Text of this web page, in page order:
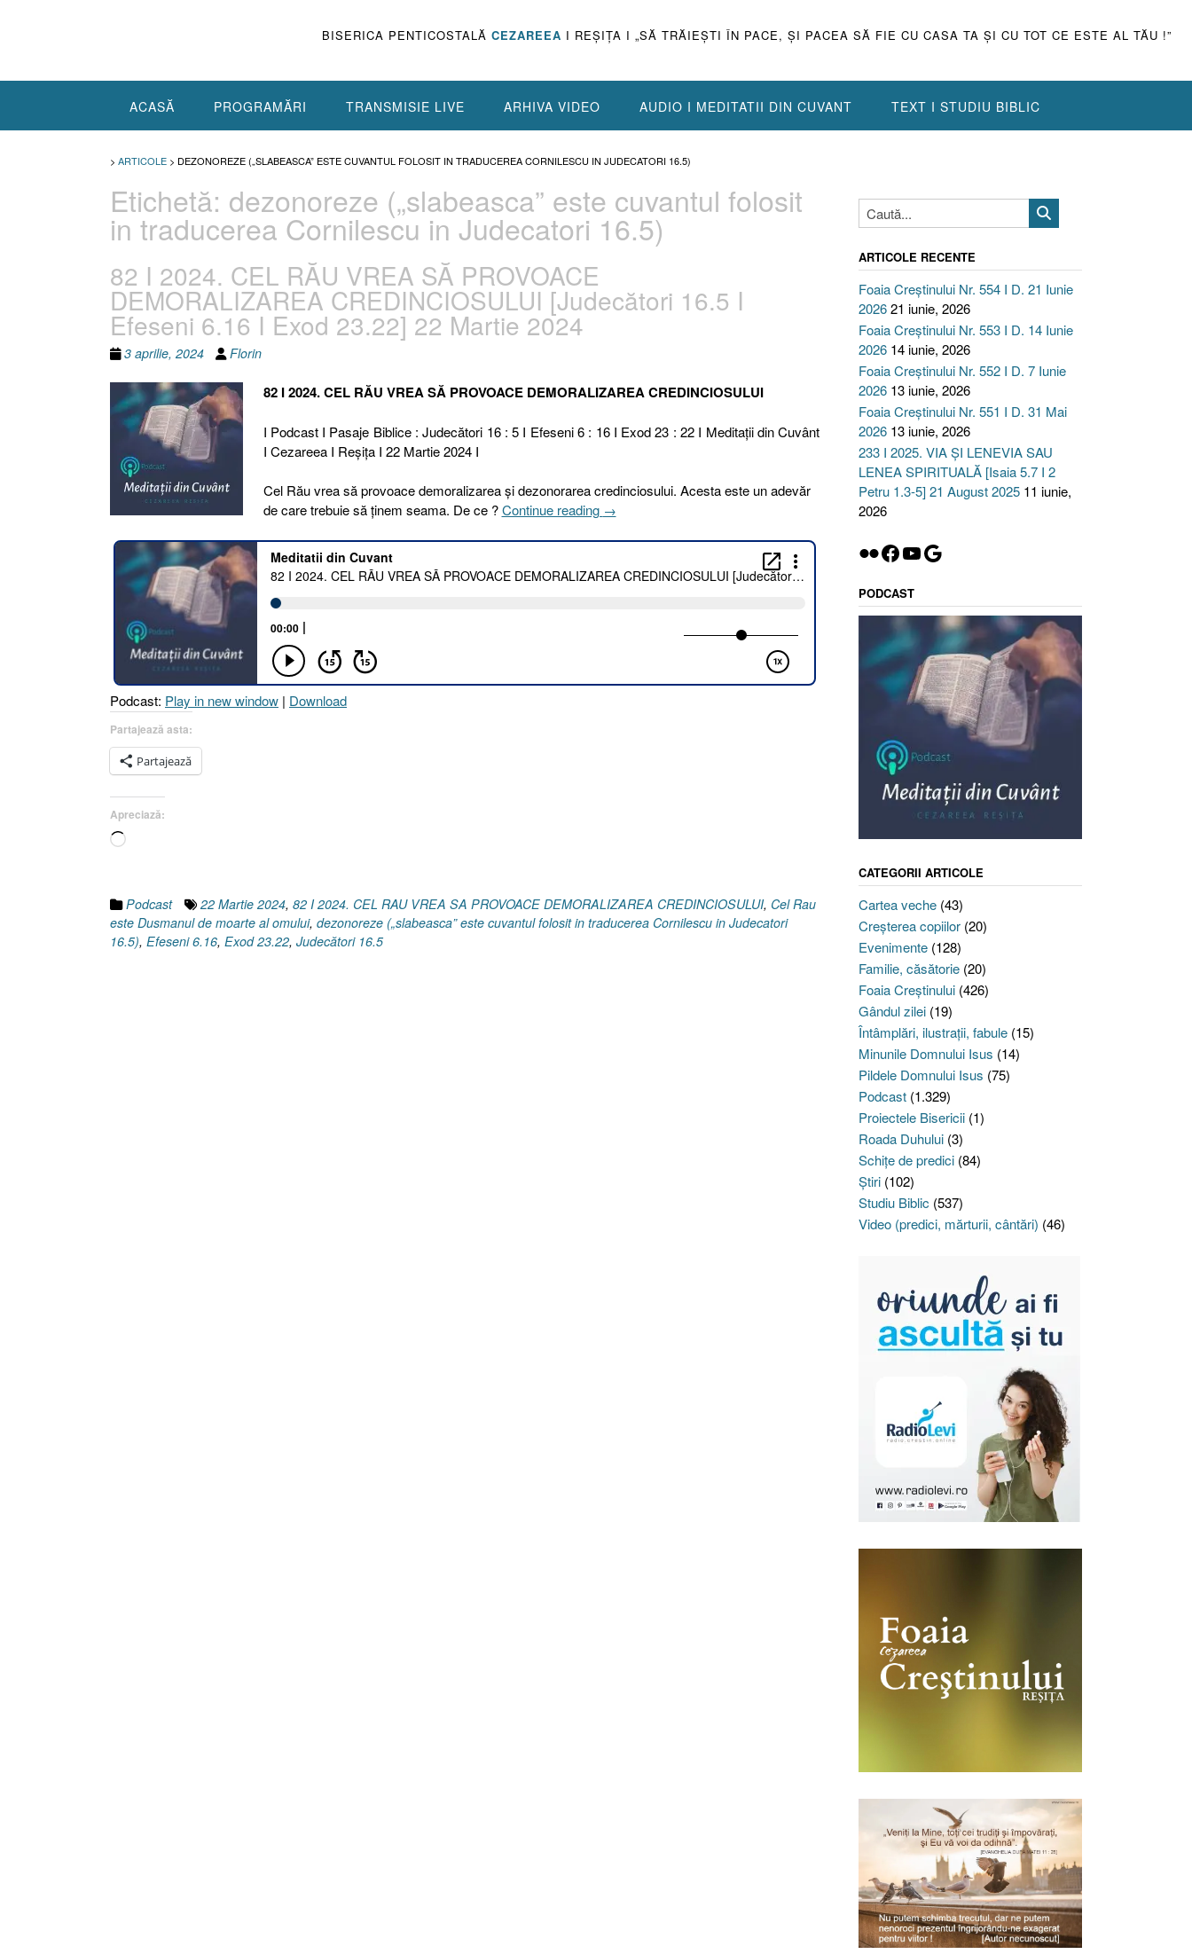
BISERICA PENTICOSTALĂ CEZAREEA I REŞIŢA I „SĂ TRĂIEŞTI ÎN PACE, ŞI PACEA SĂ FIE CU CASA TA ŞI CU TOT CE ESTE AL TĂU !”
ACASĂ PROGRAMĂRI TRANSMISIE LIVE ARHIVA VIDEO AUDIO I MEDITATII DIN CUVANT TEXT I STUDIU BIBLIC
> ARTICOLE > DEZONOREZE („SLABEASCA” ESTE CUVANTUL FOLOSIT IN TRADUCEREA CORNILESCU IN JUDECATORI 16.5)
Etichetă: dezonoreze („slabeasca” este cuvantul folosit
in traducerea Cornilescu in Judecatori 16.5)
82 I 2024. CEL RĂU VREA SĂ PROVOACE
DEMORALIZAREA CREDINCIOSULUI [Judecători 16.5 I
Efeseni 6.16 I Exod 23.22] 22 Martie 2024
3 aprilie, 2024 Florin
82 I 2024. CEL RĂU VREA SĂ PROVOACE DEMORALIZAREA CREDINCIOSULUI
I Podcast I Pasaje Biblice : Judecători 16 : 5 I Efeseni 6 : 16 I Exod 23 : 22 I Meditaţii din Cuvânt
I Cezareea I Reşiţa I 22 Martie 2024 I
Cel Rău vrea să provoace demoralizarea și dezonorarea credinciosului. Acesta este un adevăr
de care trebuie să ținem seama. De ce ?Continue reading „82
2024.
CEL
RĂU
CREDINCIOSULUI
2024”
→
Podcast: Play in new window | Download
Partajează asta:
Partajează
Apreciază:
Încarc...
Podcast 22 Martie 2024, 82 I 2024. CEL RAU VREA SA PROVOACE DEMORALIZAREA CREDINCIOSULUI, Cel Rau
este Dusmanul de moarte al omului, dezonoreze („slabeasca” este cuvantul folosit in traducerea Cornilescu in Judecatori
16.5), Efeseni 6.16, Exod 23.22, Judecători 16.5
ARTICOLE RECENTE
Foaia Creștinului Nr. 554 I D. 21 Iunie
202621 iunie, 2026
Foaia Creștinului Nr. 553 I D. 14 Iunie
2026 14 iunie, 2026
Foaia Creștinului Nr. 552 I D. 7 Iunie
2026 13 iunie, 2026
Foaia Creștinului Nr. 551 I D. 31 Mai
2026 13 iunie, 2026
233 I 2025. VIA ȘI LENEVIA SAU
LENEA SPIRITUALĂ [Isaia 5.7 I 2
Petru 1.3-5] 21 August 2025 11 iunie,
2026
Flickr
Facebook
YouTube
Google
PODCAST
CATEGORII ARTICOLE
Cartea veche(43)
Creşterea copiilor(20)
Evenimente(128)
Familie, căsătorie(20)
Foaia Creştinului(426)
Gândul zilei(19)
Întâmplări, ilustraţii, fabule(15)
Minunile Domnului Isus (14)
Pildele Domnului Isus (75)
Podcast(1.329)
Proiectele Bisericii(1)
Roada Duhului(3)
Schiţe de predici(84)
Ştiri(102)
Studiu Biblic (537)
Video (predici, mărturii, cântări) (46)